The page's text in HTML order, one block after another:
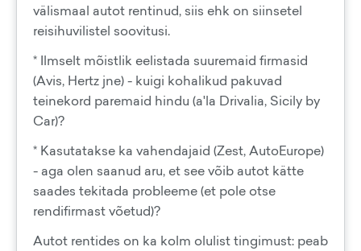
välismaal autot rentinud, siis ehk on siinsetel
reisihuvilistel soovitusi.
* Ilmselt mõistlik eelistada suuremaid firmasid
(Avis, Hertz jne) - kuigi kohalikud pakuvad
teinekord paremaid hindu (a'la Drivalia, Sicily by
Car)?
* Kasutatakse ka vahendajaid (Zest, AutoEurope)
- aga olen saanud aru, et see võib autot kätte
saades tekitada probleeme (et pole otse
rendifirmast võetud)?
Autot rentides on ka kolm olulist tingimust: peab